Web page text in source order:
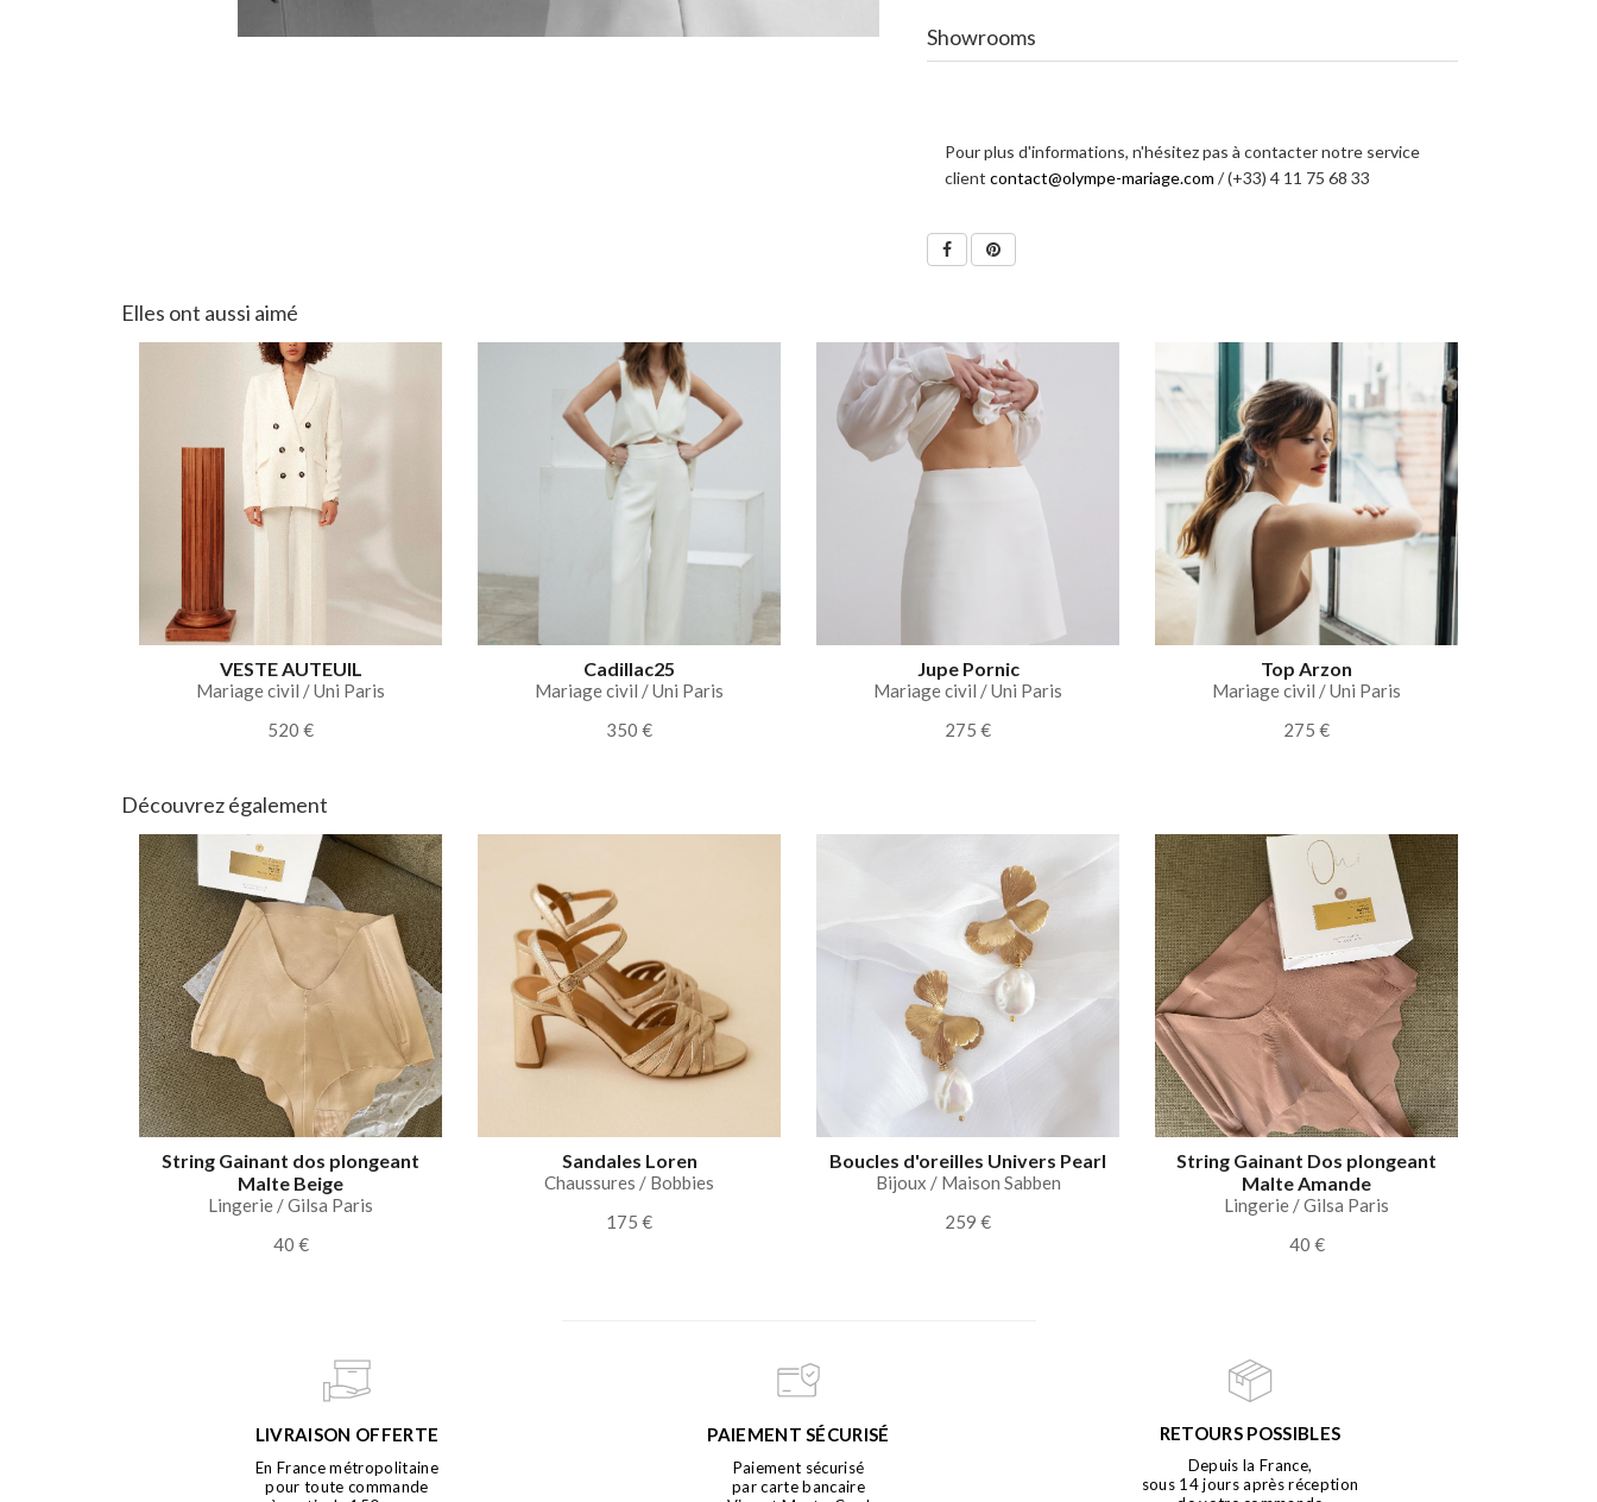
Showrooms
Pour plus d'informations, n'hésitez pas à contacter notre service
client contact@olympe-mariage.com / (+33) 4 11 75 68 33
Elles ont aussi aimé
VESTE AUTEUIL
Mariage civil / Uni Paris
520 €
Cadillac25
Mariage civil / Uni Paris
350 €
Jupe Pornic
Mariage civil / Uni Paris
275 €
Top Arzon
Mariage civil / Uni Paris
275 €
Découvrez également
String Gainant dos plongeant
Malte Beige
Lingerie / Gilsa Paris
40 €
Sandales Loren
Chaussures / Bobbies
175 €
Boucles d'oreilles Univers Pearl
Bijoux / Maison Sabben
259 €
String Gainant Dos plongeant
Malte Amande
Lingerie / Gilsa Paris
40 €
LIVRAISON OFFERTE
En France métropolitaine
pour toute commande
PAIEMENT SÉCURISÉ
Paiement sécurisé
par carte bancaire
RETOURS POSSIBLES
Depuis la France,
sous 14 jours après réception